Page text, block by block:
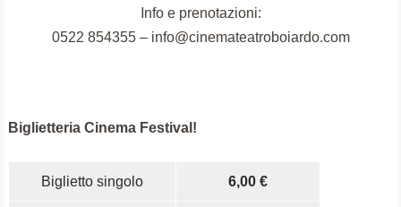
Info e prenotazioni:
0522 854355 – info@cinemateatroboiardo.com
Biglietteria Cinema Festival!
Biglietto singolo 6,00 €